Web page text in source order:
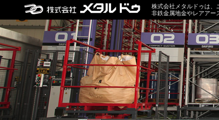
株式会社メタルドゥは、
非鉄金属地金やレアアー